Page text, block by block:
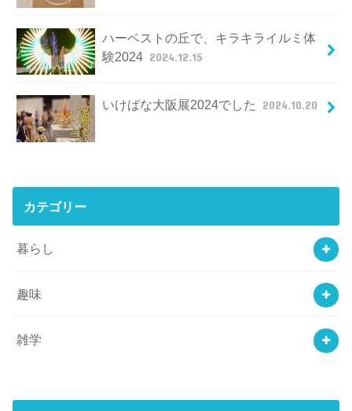
ハーベストの丘で、キラキライルミ体
験2024 2024.12.15
いけばな大阪展2024でした 2024.10.20
カテゴリー
暮らし
趣味
雑学